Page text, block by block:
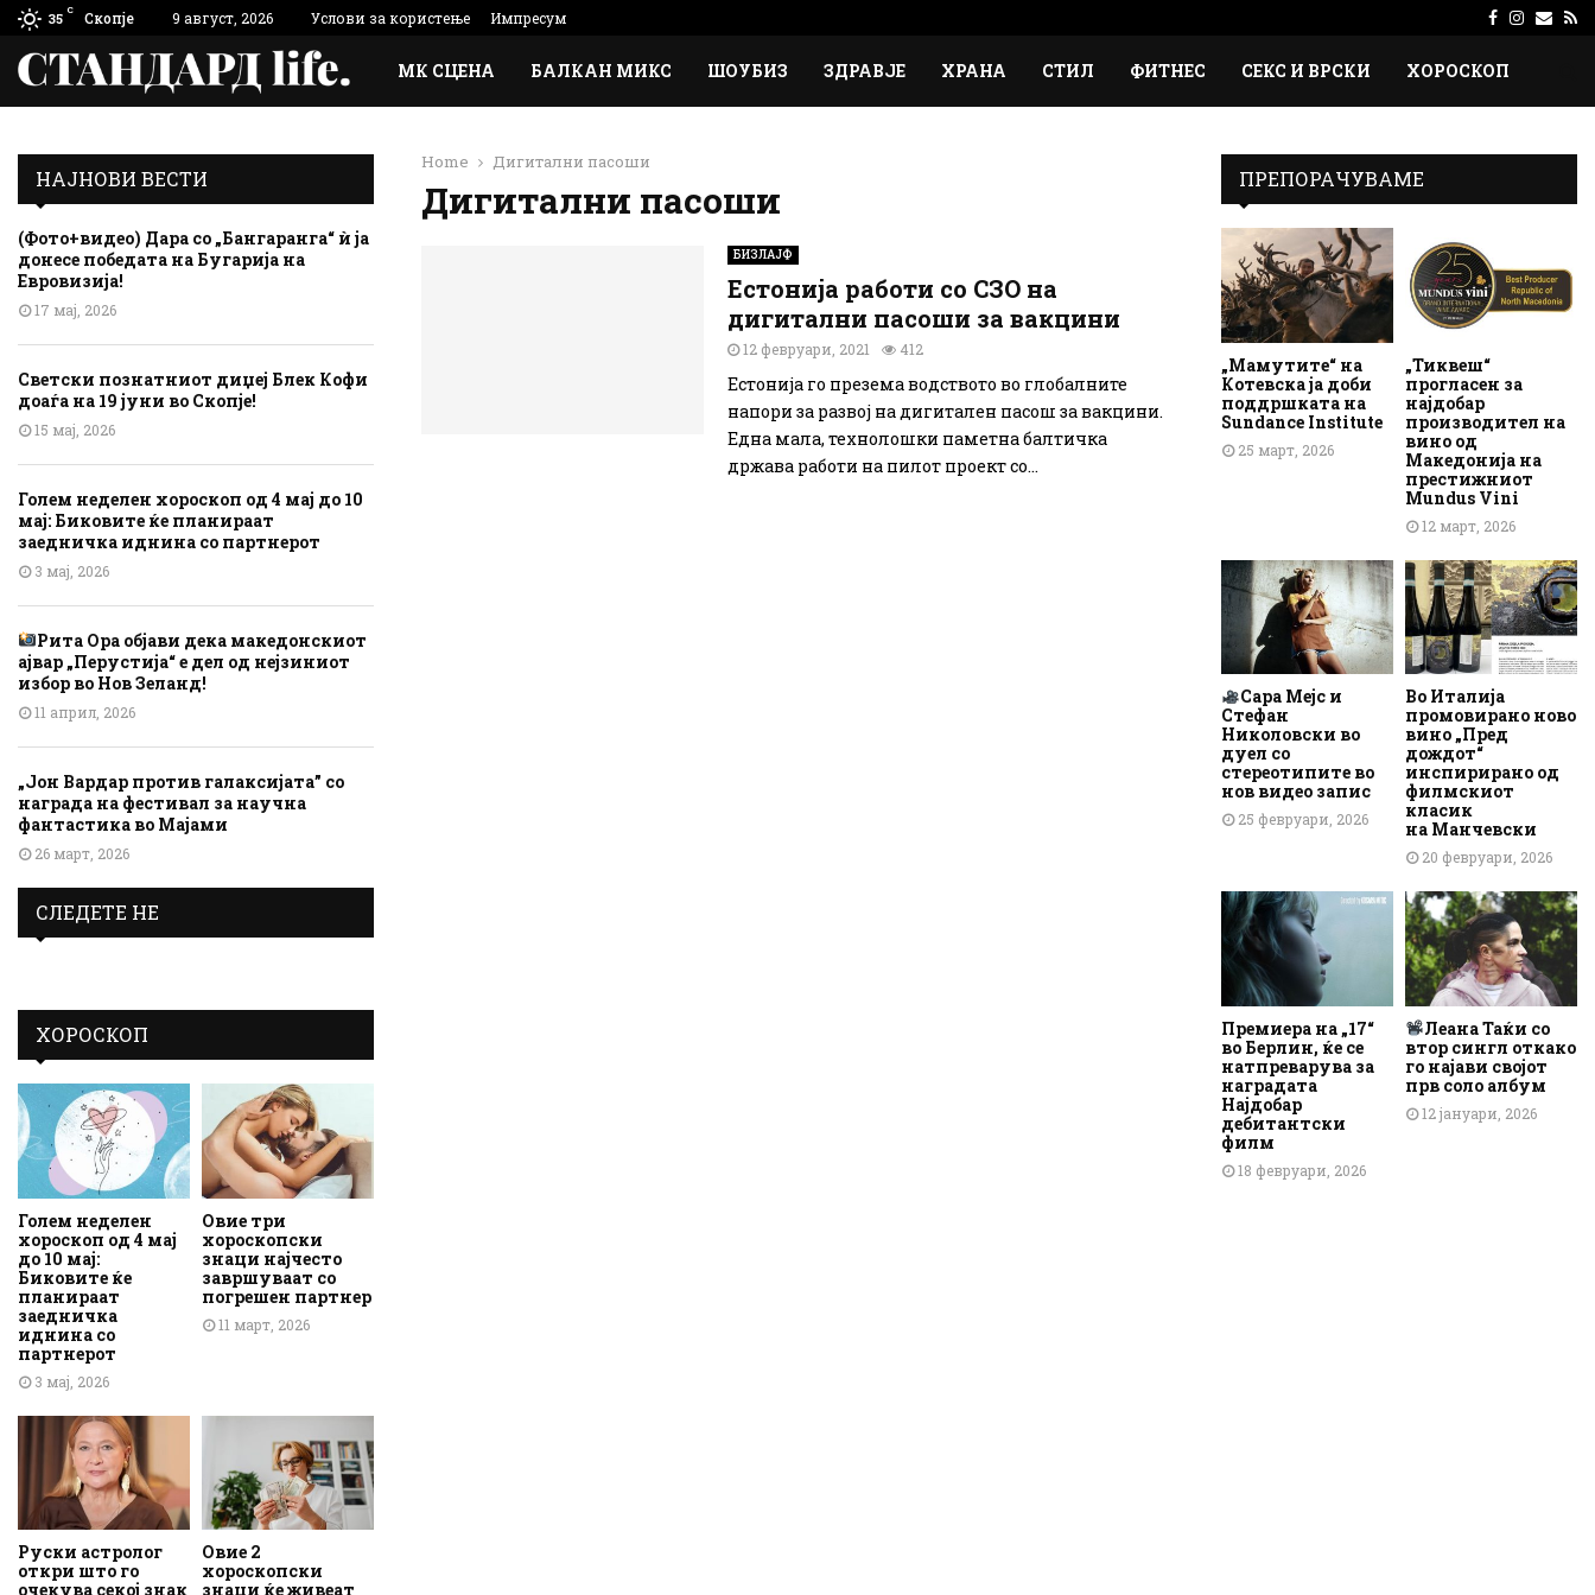
35 C Скопје 9 август, 2026 Услови за користење Импресум Facebook
МК СЦЕНА БАЛКАН МИКС ШОУБИЗ ЗДРАВЈЕ ХРАНА СТИЛ ФИТНЕС СЕКС И ВРСКИ ХОРОСКОП
Home Дигитални пасоши
Дигитални пасоши
БИЗЛАЈФ
Естонија работи со СЗО на
дигитални пасоши за вакцини
12 февруари, 2021 412
Естонија го презема водството во глобалните
напори за развој на дигитален пасош за вакцини.
Една мала, технолошки паметна балтичка
држава работи на пилот проект со...
НАЈНОВИ ВЕСТИ
(Фото+видео) Дара со „Бангаранга“ ѝ ја
донесе победата на Бугарија на
Евровизија!
17 мај, 2026
Светски познатниот диџеј Блек Кофи
доаѓа на 19 јуни во Скопје!
15 мај, 2026
Голем неделен хороскоп од 4 мај до 10
мај: Биковите ќе планираат
заедничка иднина со партнерот
3 мај, 2026
Рита Ора објави дека македонскиот
ајвар „Перустија“ е дел од нејзиниот
избор во Нов Зеланд!
11 април, 2026
„Јон Вардар против галаксијата” со
награда на фестивал за научна
фантастика во Мајами
26 март, 2026
СЛЕДЕТЕ НЕ
ХОРОСКОП
Голем неделен
хороскоп од 4 мај
до 10 мај:
Биковите ќе
планираат
заедничка
иднина со
партнерот
3 мај, 2026
Овие три
хороскопски
знаци најчесто
завршуваат со
погрешен партнер
11 март, 2026
Руски астролог
откри што го
очекува секој знак
Овие 2
хороскопски
знаци ќе живеат
ПРЕПОРАЧУВАМЕ
„Мамутите“ на
Котевска ја доби
поддршката на
Sundance Institute
25 март, 2026
„Тиквеш“
прогласен за
најдобар
производител на
вино од
Македонија на
престижниот
Mundus Vini
12 март, 2026
Сара Мејс и
Стефан
Николовски во
дуел со
стереотипите во
нов видео запис
25 февруари, 2026
Во Италија
промовирано ново
вино „Пред
дождот“
инспирирано од
филмскиот
класик
на Манчевски
20 февруари, 2026
Премиера на „17“
во Берлин, ќе се
натпреварува за
наградата
Најдобар
дебитантски
филм
18 февруари, 2026
Леана Таќи со
втор сингл откако
го најави својот
прв соло албум
12 јануари, 2026